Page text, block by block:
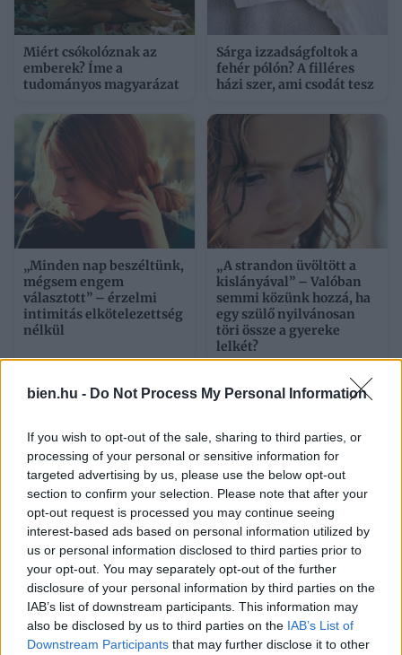
bien.hu - Do Not Process My Personal Information
If you wish to opt-out of the sale, sharing to third parties, or
processing of your personal or sensitive information for
targeted advertising by us, please use the below opt-out
section to confirm your selection. Please note that after your
opt-out request is processed you may continue seeing
interest-based ads based on personal information utilized by
us or personal information disclosed to third parties prior to
your opt-out. You may separately opt-out of the further
disclosure of your personal information by third parties on the
IAB’s list of downstream participants. This information may
also be disclosed by us to third parties on the IAB’s List of
Downstream Participants that may further disclose it to other
Miért csókolóznak az
emberek? Íme a
tudományos magyarázat
Sárga izzadságfoltok a
fehér pólón? A filléres
házi szer, ami csodát tesz
„Minden nap beszéltünk,
mégsem engem
választott” – érzelmi
intimitás elkötelezettség
nélkül
„A strandon üvöltött a
kislányával” – Valóban
semmi közünk hozzá, ha
egy szülő nyilvánosan
töri össze a gyereke
lelkét?
„Abszolút figyelmen
kívül hagyta minden
kérésem” – Ha már
háromszor kértél valamit
a pasidtól hiába, akkor
sajnos nem törődik veled
5 jel, hogy ideje lenne
jobban hallgatnod a
megérzéseidre